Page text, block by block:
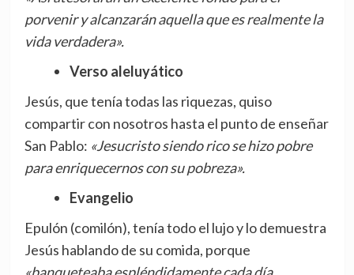
porvenir y alcanzarán aquella que es realmente la
vida verdadera».
Verso aleluyático
Jesús, que tenía todas las riquezas, quiso
compartir con nosotros hasta el punto de enseñar
San Pablo: «Jesucristo siendo rico se hizo pobre
para enriquecernos con su pobreza».
Evangelio
Epulón (comilón), tenía todo el lujo y lo demuestra
Jesús hablando de su comida, porque